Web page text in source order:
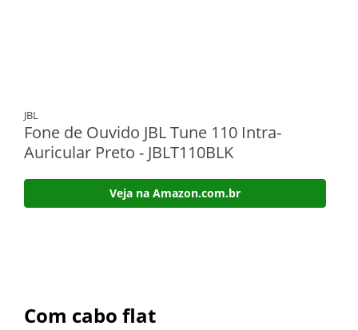
JBL
Fone de Ouvido JBL Tune 110 Intra-
Auricular Preto - ‎JBLT110BLK
Veja na Amazon.com.br
Com cabo flat